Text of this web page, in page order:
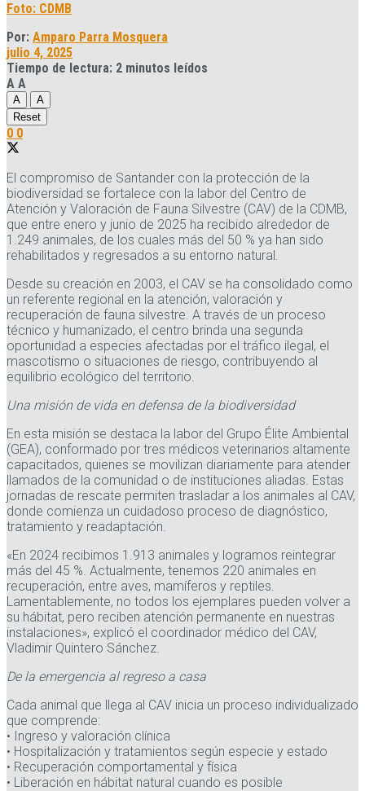
Foto: CDMB
Por: Amparo Parra Mosquera
julio 4, 2025
Tiempo de lectura: 2 minutos leídos
A A
A
A
Reset
0 0
El compromiso de Santander con la protección de la
biodiversidad se fortalece con la labor del Centro de
Atención y Valoración de Fauna Silvestre (CAV) de la CDMB,
que entre enero y junio de 2025 ha recibido alrededor de
1.249 animales, de los cuales más del 50 % ya han sido
rehabilitados y regresados a su entorno natural.
Desde su creación en 2003, el CAV se ha consolidado como
un referente regional en la atención, valoración y
recuperación de fauna silvestre. A través de un proceso
técnico y humanizado, el centro brinda una segunda
oportunidad a especies afectadas por el tráfico ilegal, el
mascotismo o situaciones de riesgo, contribuyendo al
equilibrio ecológico del territorio.
Una misión de vida en defensa de la biodiversidad
En esta misión se destaca la labor del Grupo Élite Ambiental
(GEA), conformado por tres médicos veterinarios altamente
capacitados, quienes se movilizan diariamente para atender
llamados de la comunidad o de instituciones aliadas. Estas
jornadas de rescate permiten trasladar a los animales al CAV,
donde comienza un cuidadoso proceso de diagnóstico,
tratamiento y readaptación.
«En 2024 recibimos 1.913 animales y logramos reintegrar
más del 45 %. Actualmente, tenemos 220 animales en
recuperación, entre aves, mamíferos y reptiles.
Lamentablemente, no todos los ejemplares pueden volver a
su hábitat, pero reciben atención permanente en nuestras
instalaciones», explicó el coordinador médico del CAV,
Vladimir Quintero Sánchez.
De la emergencia al regreso a casa
Cada animal que llega al CAV inicia un proceso individualizado
que comprende:
• Ingreso y valoración clínica
• Hospitalización y tratamientos según especie y estado
• Recuperación comportamental y física
• Liberación en hábitat natural cuando es posible